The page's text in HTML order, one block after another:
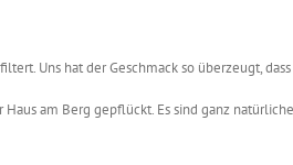
Uns hat der Geschmack so überzeugt,
am Berg gepflückt. Es sind ganz